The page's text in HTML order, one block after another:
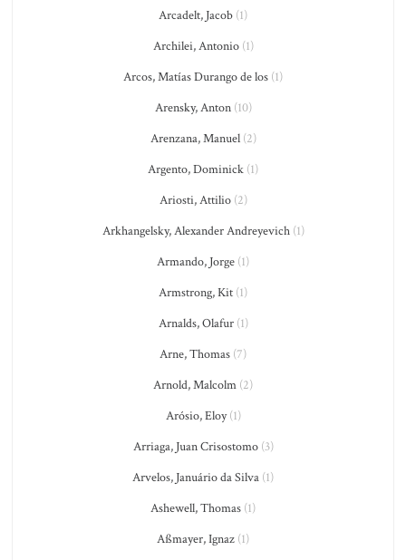
Arcadelt, Jacob (1)
Archilei, Antonio(1)
Arcos, Matías Durango de los (1)
Arensky, Anton(10)
Arenzana, Manuel(2)
Argento, Dominick (1)
Ariosti, Attilio(2)
Arkhangelsky, Alexander Andreyevich(1)
Armando, Jorge (1)
Armstrong, Kit (1)
Arnalds, Olafur(1)
Arne, Thomas (7)
Arnold, Malcolm (2)
Arósio, Eloy(1)
Arriaga, Juan Crisostomo(3)
Arvelos, Januário da Silva (1)
Ashewell, Thomas (1)
Aßmayer, Ignaz (1)